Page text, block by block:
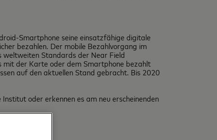
Smartphone seine einsatzfähige digitale
bezahlen. Der mobile Bezahlvorgang im
Standards der Near Field
der Karte oder dem Smartphone bezahlt
auf den aktuellen Stand gebracht. Bis 2020
oder erkennen es am neu erscheinenden